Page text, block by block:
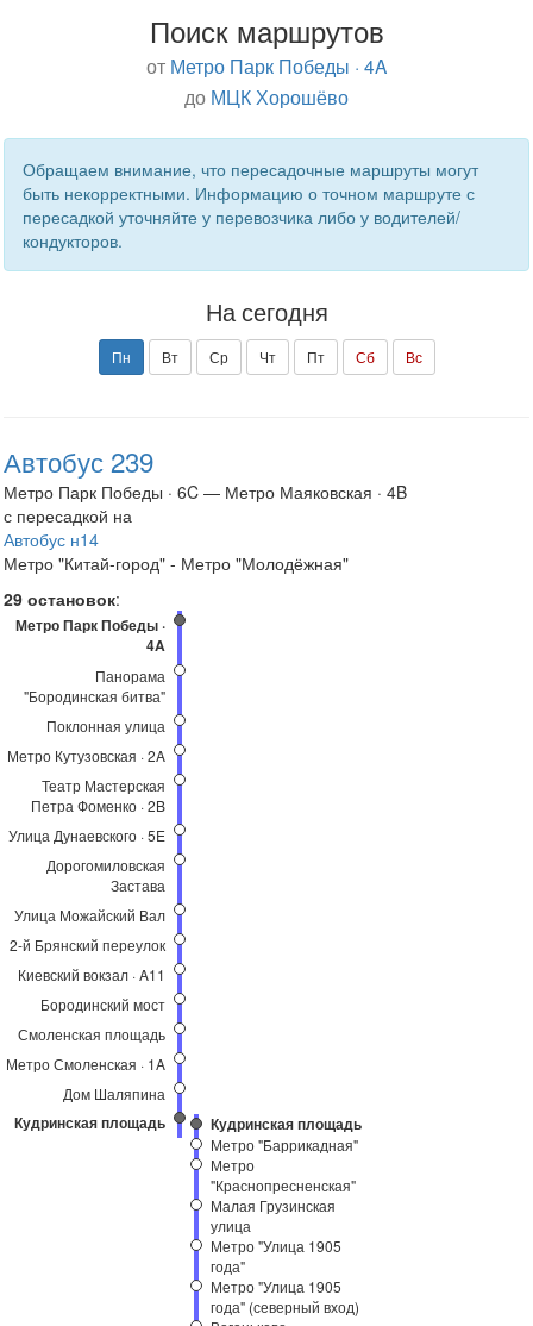
Поиск маршрутов
от Метро Парк Победы · 4A
до МЦК Хорошёво
Обращаем внимание, что пересадочные маршруты могут
быть некорректными. Информацию о точном маршруте с
пересадкой уточняйте у перевозчика либо у водителей/
кондукторов.
На сегодня
Пн Вт Ср Чт Пт Сб Вс
Автобус 239
Метро Парк Победы · 6C — Метро Маяковская · 4B
с пересадкой на
Автобус н14
Метро "Китай-город" - Метро "Молодёжная"
29 остановок:
Метро Парк Победы ·
4A
Панорама
"Бородинская битва"
Поклонная улица
Метро Кутузовская · 2A
Театр Мастерская
Петра Фоменко · 2B
Улица Дунаевского · 5E
Дорогомиловская
Застава
Улица Можайский Вал
2-й Брянский переулок
Киевский вокзал · A11
Бородинский мост
Смоленская площадь
Метро Смоленская · 1A
Дом Шаляпина
Кудринская площадь Кудринская площадь
Метро "Баррикадная"
Метро
"Краснопресненская"
Малая Грузинская
улица
Метро "Улица 1905
года"
Метро "Улица 1905
года" (северный вход)